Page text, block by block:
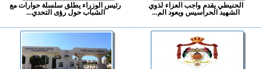
الحنيطي يقدم واجب العزاء لذوي
الشهيد الحراسيس ويعود الم...
رئيس الوزراء يطلق سلسلة حوارات مع
الشباب حول رؤى التحدي...